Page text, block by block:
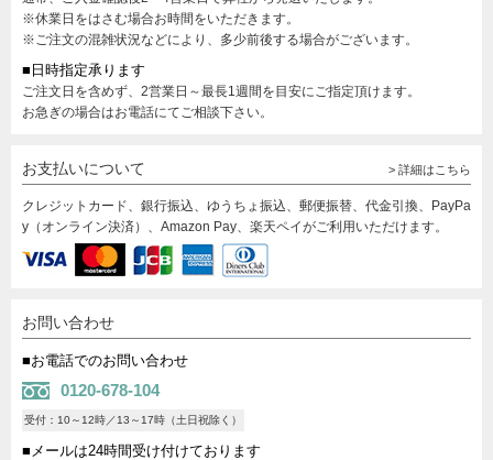
※休業日をはさむ場合お時間をいただきます。
※ご注文の混雑状況などにより、多少前後する場合がございます。
■日時指定承ります
ご注文日を含めず、2営業日～最長1週間を目安にご指定頂けます。
お急ぎの場合はお電話にてご相談下さい。
お支払いについて > 詳細はこちら
クレジットカード、銀行振込、ゆうちょ振込、郵便振替、代金引換、PayPa
y（オンライン決済）、Amazon Pay、楽天ペイがご利用いただけます。
お問い合わせ
■お電話でのお問い合わせ
0120-678-104
受付：10～12時／13～17時（土日祝除く）
■メールは24時間受け付けております